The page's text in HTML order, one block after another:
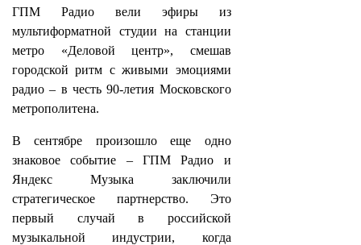
ГПМ Радио вели эфиры из
мультиформатной студии на станции
метро «Деловой центр», смешав
городской ритм с живыми эмоциями
радио – в честь 90-летия Московского
метрополитена.
В сентябре произошло еще одно
знаковое событие – ГПМ Радио и
Яндекс Музыка заключили
стратегическое партнерство. Это
первый случай в российской
музыкальной индустрии, когда